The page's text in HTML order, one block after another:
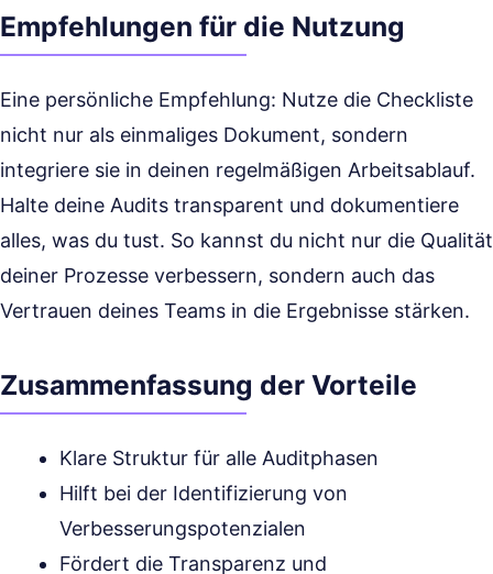
Empfehlungen für die Nutzung
Eine persönliche Empfehlung: Nutze die Checkliste
nicht nur als einmaliges Dokument, sondern
integriere sie in deinen regelmäßigen Arbeitsablauf.
Halte deine Audits transparent und dokumentiere
alles, was du tust. So kannst du nicht nur die Qualität
deiner Prozesse verbessern, sondern auch das
Vertrauen deines Teams in die Ergebnisse stärken.
Zusammenfassung der Vorteile
Klare Struktur für alle Auditphasen
Hilft bei der Identifizierung von
Verbesserungspotenzialen
Fördert die Transparenz und